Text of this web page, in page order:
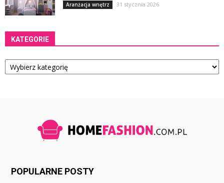
Aranżacja wnętrz 31 stycznia 2026
KATEGORIE
Kategorie
POPULARNE POSTY